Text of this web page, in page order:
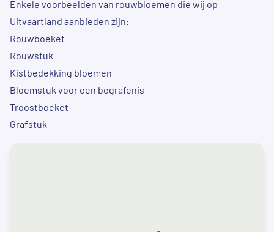
Enkele voorbeelden van rouwbloemen die wij op
Uitvaartland aanbieden zijn:
Rouwboeket
Rouwstuk
Kistbedekking bloemen
Bloemstuk voor een begrafenis
Troostboeket
Grafstuk